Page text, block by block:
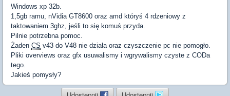
Windows xp 32b.
1,5gb ramu, nVidia GT8600 oraz amd któryś 4 rdzeniowy z
taktowaniem 3ghz, jeśli to się komuś przyda.
Pilnie potrzebna pomoc.
Żaden CS v43 do V48 nie działa oraz czyszczenie pc nie pomogło.
Pliki overviews oraz gfx usuwalismy i wgrywalismy czyste z CODa
tego.
Jakieś pomysły?